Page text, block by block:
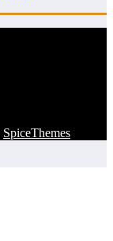
SpiceThemes